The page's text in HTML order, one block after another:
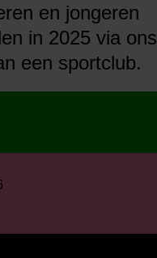
en jongeren
in 2025 via ons
een sportclub.